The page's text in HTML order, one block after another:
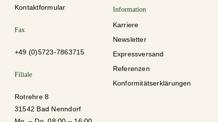
Kontaktformular
Fax
+49 (0)5723-7863715
Filiale
Rotrehre 8
31542 Bad Nenndorf
Information
Karriere
Newsletter
Expressversand
Referenzen
Konformitätserklärungen